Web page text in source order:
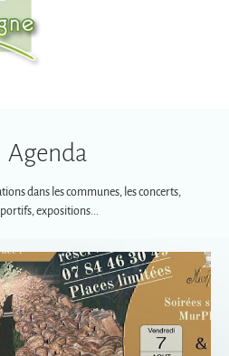
Agenda
dans les communes, les concerts,